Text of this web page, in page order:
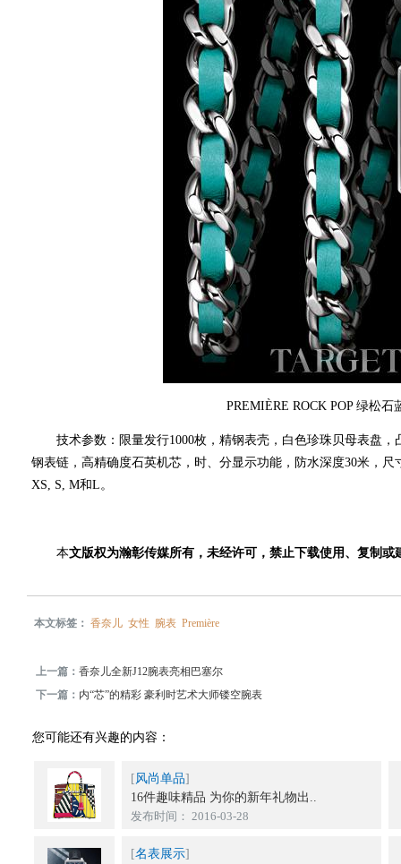
PREMIÈRE ROCK POP 绿松石
技术参数：限量发行1000枚 ，精钢表壳， 白色珍珠贝母表盘 ，
钢表链， 高精确度石英机芯，时、分显示功能， 防水深度30米，
XS, S, M和L。
本文版权为瀚彰传媒所有，未经许可，禁止下载使用、复制或
本文标签：香奈儿 女性 腕表 Première
上一篇：香奈儿全新J12腕表亮相巴塞尔
下一篇： 内“芯”的精彩 豪利时艺术大师镂空腕表
您可能还有兴趣的内容：
[风尚单品]
16件趣味精品 为你的新年礼物出..
发布时间： 2016-03-28
[名表展示]